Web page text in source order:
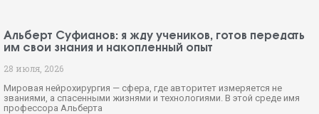
Альберт Суфианов: я жду учеников, готов передать
им свои знания и накопленный опыт
28 июля, 2026
Мировая нейрохирургия — сфера, где авторитет измеряется не
званиями, а спасенными жизнями и технологиями. В этой среде имя
профессора Альберта